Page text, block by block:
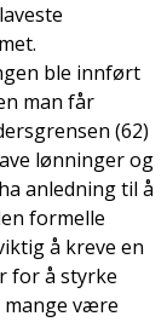
ble innført
man får
(62)
lønninger og
anledning til å
formelle
å kreve en
for å styrke
mange være